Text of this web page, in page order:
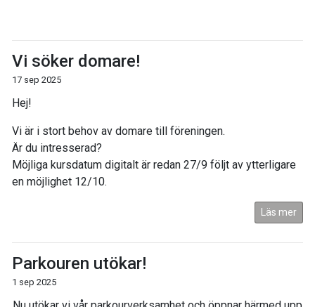
Vi söker domare!
17 sep 2025
Hej!
Vi är i stort behov av domare till föreningen.
Är du intresserad?
Möjliga kursdatum digitalt är redan 27/9 följt av ytterligare
en möjlighet 12/10.
Läs mer
Parkouren utökar!
1 sep 2025